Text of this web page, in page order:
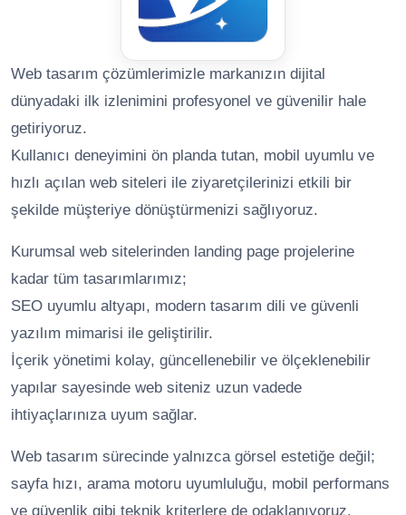
Web tasarım çözümlerimizle markanızın dijital
dünyadaki ilk izlenimini profesyonel ve güvenilir hale
getiriyoruz.
Kullanıcı deneyimini ön planda tutan, mobil uyumlu ve
hızlı açılan web siteleri ile ziyaretçilerinizi etkili bir
şekilde müşteriye dönüştürmenizi sağlıyoruz.
Kurumsal web sitelerinden landing page projelerine
kadar tüm tasarımlarımız;
SEO uyumlu altyapı, modern tasarım dili ve güvenli
yazılım mimarisi ile geliştirilir.
İçerik yönetimi kolay, güncellenebilir ve ölçeklenebilir
yapılar sayesinde web siteniz uzun vadede
ihtiyaçlarınıza uyum sağlar.
Web tasarım sürecinde yalnızca görsel estetiğe değil;
sayfa hızı, arama motoru uyumluluğu, mobil performans
ve güvenlik gibi teknik kriterlere de odaklanıyoruz.